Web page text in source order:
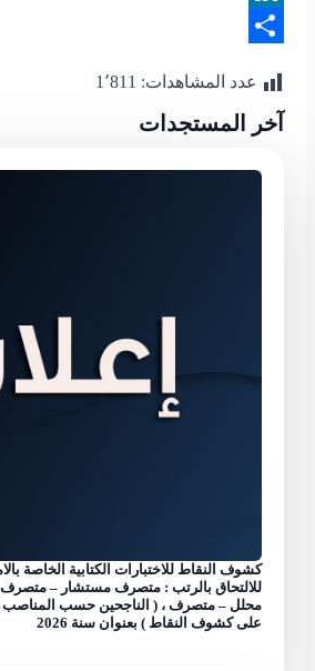
LinkedIn
عدد المشاهدات: 1٬811
آخر المستجدات
كشوف النقاط للاختبارات الكتابية الخاصة
للالتحاق بالرتب : متصرف مستشار –
محلل – متصرف ، ( الناجحين حسب المناصب
على كشوف النقاط ) بعنوان سنة 2026